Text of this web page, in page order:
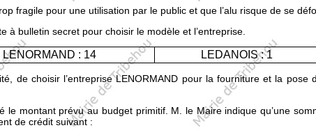
fragile pour une utilisation par le public et que l’alu risque de se
bulletin secret pour choisir le modèle et l’entreprise.
LENORMAND : 14 LEDANOIS : 1
de choisir l’entreprise LENORMAND pour la fourniture et la
le montant prévu au budget primitif. M. le Maire indique qu’une
de crédit suivant :